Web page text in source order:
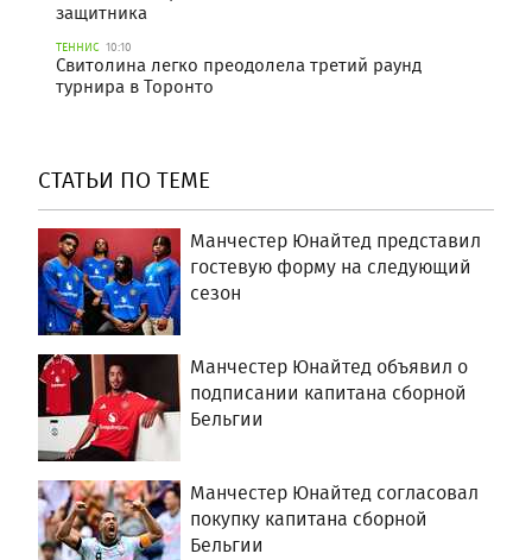
защитника
ТЕННИС 10:10
Свитолина легко преодолела третий раунд
турнира в Торонто
СТАТЬИ ПО ТЕМЕ
Манчестер Юнайтед представил
гостевую форму на следующий
сезон
Манчестер Юнайтед объявил о
подписании капитана сборной
Бельгии
Манчестер Юнайтед согласовал
покупку капитана сборной
Бельгии